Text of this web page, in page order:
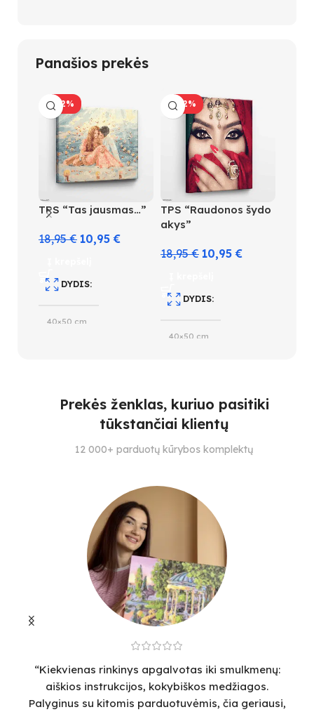
Panašios prekės
-42%
TPS “Tas jausmas…”
18,95€ 10,95€
DYDIS
40×50 cm
-42%
TPS “Raudonos šydo
akys”
18,95€ 10,95€
DYDIS
40×50 cm
4
SPALVŲ KIEKIS
28
Prekės ženklas, kuriuo pasitiki
tūkstančiai klientų
12 000+ parduotų kūrybos komplektų
“Kiekvienas rinkinys apgalvotas iki smulkmenų:
aiškios instrukcijos, kokybiškos medžiagos.
Palyginus su kitomis parduotuvėmis, čia geriausi,